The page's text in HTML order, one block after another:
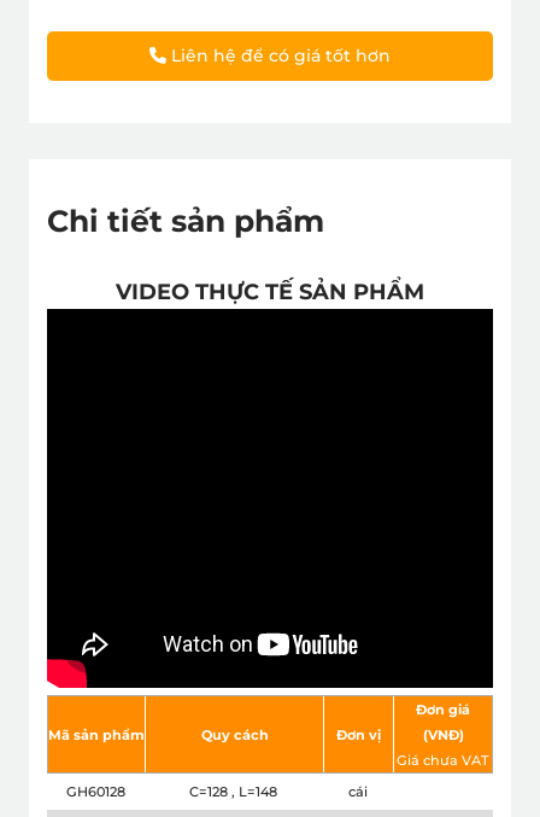
Liên hệ để có giá tốt hơn
Chi tiết sản phẩm
VIDEO THỰC TẾ SẢN PHẨM
Mã sản phẩm Quy cách Đơn vị
Đơn giá
(VNÐ)
Giá chưa VAT
GH60128
C=128 , L=148 cái